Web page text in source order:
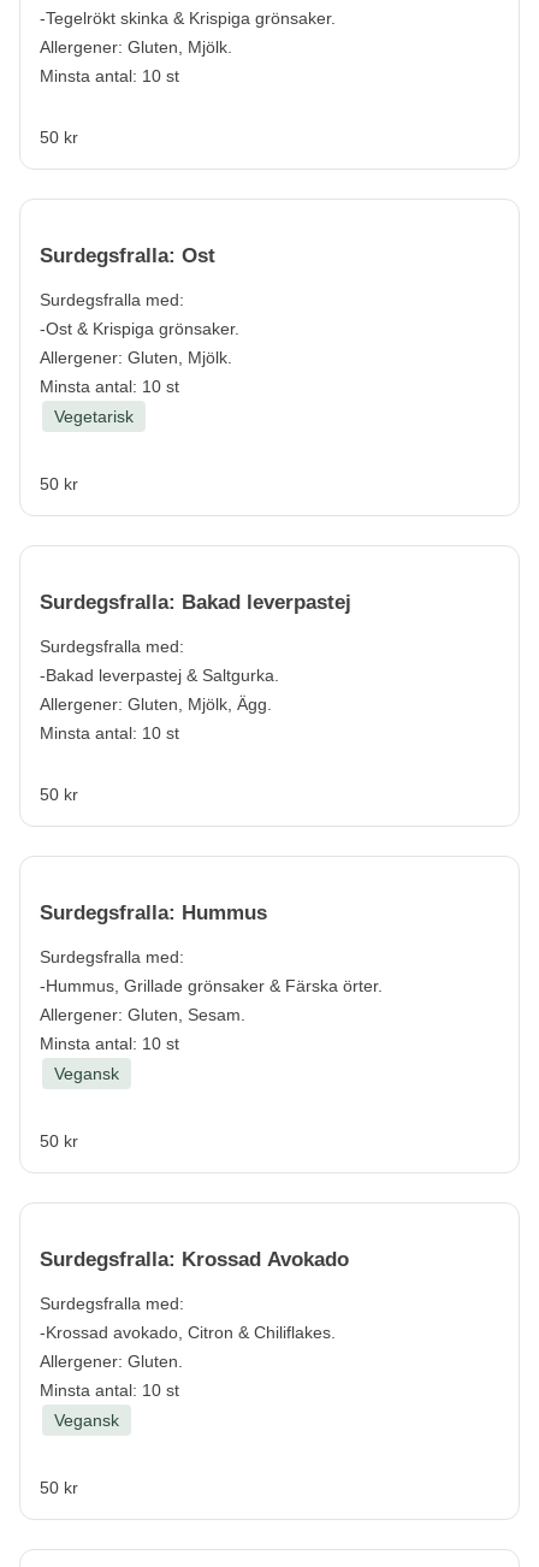
-Tegelrökt skinka & Krispiga grönsaker.
Allergener: Gluten, Mjölk.
Minsta antal: 10 st
50 kr
Surdegsfralla: Ost
Surdegsfralla med:
-Ost & Krispiga grönsaker.
Allergener: Gluten, Mjölk.
Minsta antal: 10 st
Vegetarisk
50 kr
Surdegsfralla: Bakad leverpastej
Surdegsfralla med:
-Bakad leverpastej & Saltgurka.
Allergener: Gluten, Mjölk, Ägg.
Minsta antal: 10 st
50 kr
Surdegsfralla: Hummus
Surdegsfralla med:
-Hummus, Grillade grönsaker & Färska örter.
Allergener: Gluten, Sesam.
Minsta antal: 10 st
Vegansk
50 kr
Surdegsfralla: Krossad Avokado
Surdegsfralla med:
-Krossad avokado, Citron & Chiliflakes.
Allergener: Gluten.
Minsta antal: 10 st
Vegansk
50 kr